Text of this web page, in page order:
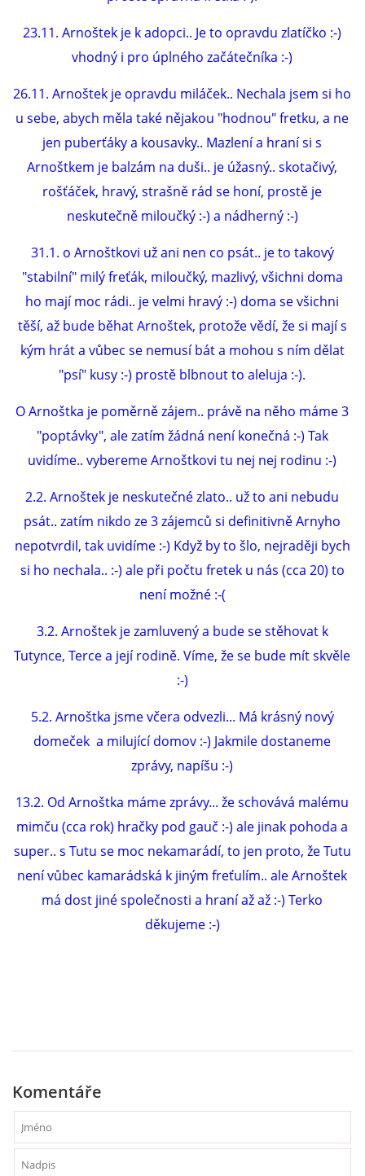
23.11. Arnoštek je k adopci.. Je to opravdu zlatíčko :-)
vhodný i pro úplného začátečníka :-)
26.11. Arnoštek je opravdu miláček.. Nechala jsem si ho
u sebe, abych měla také nějakou "hodnou" fretku, a ne
jen puberťáky a kousavky.. Mazlení a hraní si s
Arnoštkem je balzám na duši.. je úžasný.. skotačivý,
rošťáček, hravý, strašně rád se honí, prostě je
neskutečně miloučký :-) a nádherný :-)
31.1. o Arnoštkovi už ani nen co psát.. je to takový
"stabilní" milý freťák, miloučký, mazlivý, všichni doma
ho mají moc rádi.. je velmi hravý :-) doma se všichni
těší, až bude běhat Arnoštek, protože vědí, že si mají s
kým hrát a vůbec se nemusí bát a mohou s ním dělat
"psí" kusy :-) prostě blbnout to aleluja :-).
O Arnoštka je poměrně zájem.. právě na něho máme 3
"poptávky", ale zatím žádná není konečná :-) Tak
uvidíme.. vybereme Arnoštkovi tu nej nej rodinu :-)
2.2. Arnoštek je neskutečné zlato.. už to ani nebudu
psát.. zatím nikdo ze 3 zájemců si definitivně Arnyho
nepotvrdil, tak uvidíme :-) Když by to šlo, nejraději bych
si ho nechala.. :-) ale při počtu fretek u nás (cca 20) to
není možné :-(
3.2. Arnoštek je zamluvený a bude se stěhovat k
Tutynce, Terce a její rodině. Víme, že se bude mít skvěle
:-)
5.2. Arnoštka jsme včera odvezli... Má krásný nový
domeček a milující domov :-) Jakmile dostaneme
zprávy, napíšu :-)
13.2. Od Arnoštka máme zprávy... že schovává malému
mimču (cca rok) hračky pod gauč :-) ale jinak pohoda a
super.. s Tutu se moc nekamarádí, to jen proto, že Tutu
není vůbec kamarádská k jiným freťulím.. ale Arnoštek
má dost jiné společnosti a hraní až až :-) Terko
děkujeme :-)
Komentáře